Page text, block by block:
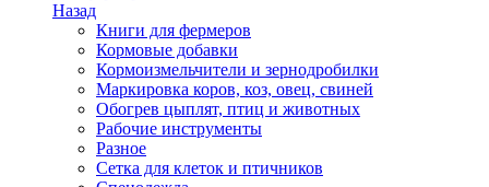
Назад
Книги для фермеров
Кормовые добавки
Кормоизмельчители и зернодробилки
Маркировка коров, коз, овец, свиней
Обогрев цыплят, птиц и животных
Рабочие инструменты
Разное
Сетка для клеток и птичников